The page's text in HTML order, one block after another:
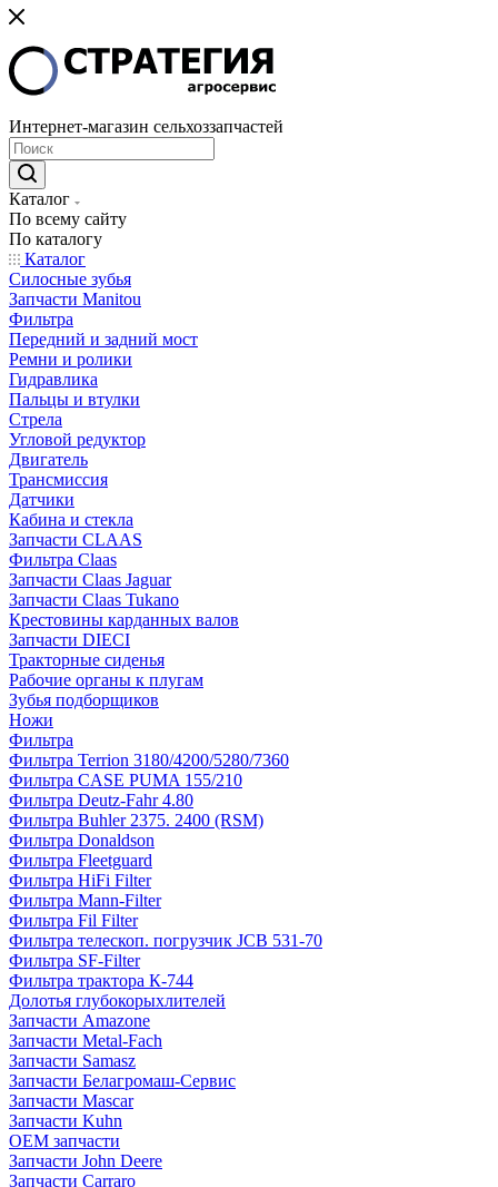
Интернет-магазин сельхоззапчастей
Каталог
По всему сайту
По каталогу
Каталог
Cилосные зубья
Запчасти Manitou
Фильтра
Передний и задний мост
Ремни и ролики
Гидравлика
Пальцы и втулки
Стрела
Угловой редуктор
Двигатель
Трансмиссия
Датчики
Кабина и стекла
Запчасти CLAAS
Фильтра Claas
Запчасти Claas Jaguar
Запчасти Claas Tukano
Крестовины карданных валов
Запчасти DIECI
Тракторные сиденья
Рабочие органы к плугам
Зубья подборщиков
Ножи
Фильтра
Фильтра Terrion 3180/4200/5280/7360
Фильтра CASE PUMA 155/210
Фильтра Deutz-Fahr 4.80
Фильтра Buhler 2375. 2400 (RSM)
Фильтра Donaldson
Фильтра Fleetguard
Фильтра HiFi Filter
Фильтра Mann-Filter
Фильтра Fil Filter
Фильтра телескоп. погрузчик JCB 531-70
Фильтра SF-Filter
Фильтра трактора К-744
Долотья глубокорыхлителей
Запчасти Amazone
Запчасти Metal-Fach
Запчасти Samasz
Запчасти Белагромаш-Сервис
Запчасти Mascar
Запчасти Kuhn
OEM запчасти
Запчасти John Deere
Запчасти Carraro